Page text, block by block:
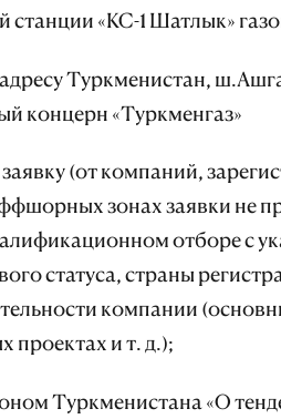
станции «КС-1 Шатлык»
Туркменистан,
концерн «Туркменгаз»
(от компаний,
зонах заявки не
отборе с
статуса, страны
компании
проектах и т. д.);
Туркменистана «О